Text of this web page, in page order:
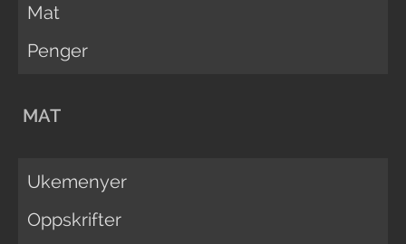
Mat
Penger
MAT
Ukemenyer
Oppskrifter